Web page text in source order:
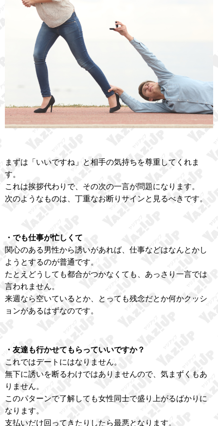
まずは「いいですね」と相手の気持ちを尊重してくれま
す。
これは挨拶代わりで、その次の一言が問題になります。
次のようなものは、丁重なお断りサインと見るべきです。
・でも仕事が忙しくて
関心のある男性から誘いがあれば、仕事などはなんとかし
ようとするのが普通です。
たとえどうしても都合がつかなくても、あっさり一言では
言われません。
来週なら空いているとか、とっても残念だとか何かクッシ
ョンがあるはずなのです。
・友達も行かせてもらっていいですか？
これではデートにはなりません。
無下に誘いを断るわけではありませんので、気まずくもあ
りません。
このパターンで了解しても女性同士で盛り上がるばかりに
なります。
支払いだけ回ってきたりしたら最悪となります。